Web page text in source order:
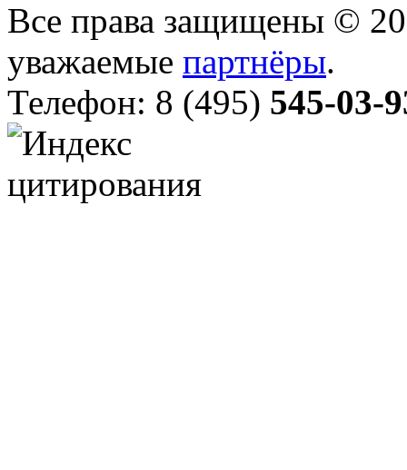
Все права защищены ©
уважаемые партнёры.
Телефон: 8 (495) 545-03-